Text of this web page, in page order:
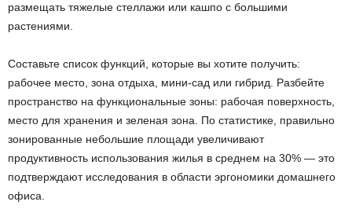
размещать тяжелые стеллажи или кашпо с большими
растениями.
Составьте список функций, которые вы хотите получить:
рабочее место, зона отдыха, мини-сад или гибрид. Разбейте
пространство на функциональные зоны: рабочая поверхность,
место для хранения и зеленая зона. По статистике, правильно
зонированные небольшие площади увеличивают
продуктивность использования жилья в среднем на 30% — это
подтверждают исследования в области эргономики домашнего
офиса.